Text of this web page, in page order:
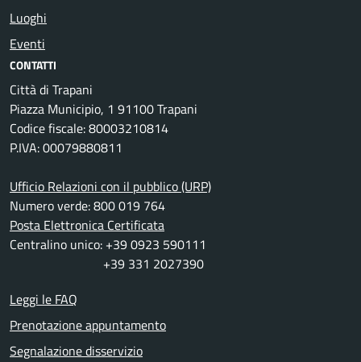
Luoghi
Eventi
CONTATTI
Città di Trapani
Piazza Municipio, 1 91100 Trapani
Codice fiscale: 80003210814
P.IVA: 00079880811
Ufficio Relazioni con il pubblico (URP)
Numero verde: 800 019 764
Posta Elettronica Certificata
Centralino unico: +39 0923 590111
+39 331 2027390
Leggi le FAQ
Prenotazione appuntamento
Segnalazione disservizio